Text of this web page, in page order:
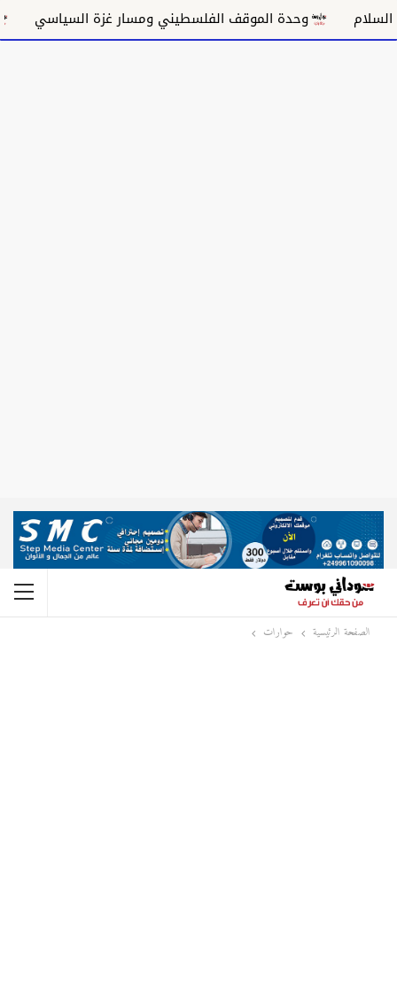
الموقف الفلسطيني ومسار غزة السياسي مكانة الغناء
الصفحة الرئيسية حوارات